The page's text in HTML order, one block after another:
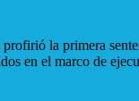
la primera
en el marco de